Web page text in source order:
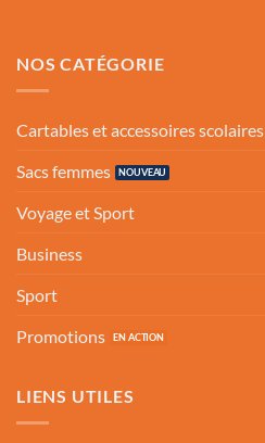
NOS CATÉGORIE
Cartables et accessoires scolaires
Sacs femmes
Voyage et Sport
Business
Sport
Promotions
LIENS UTILES